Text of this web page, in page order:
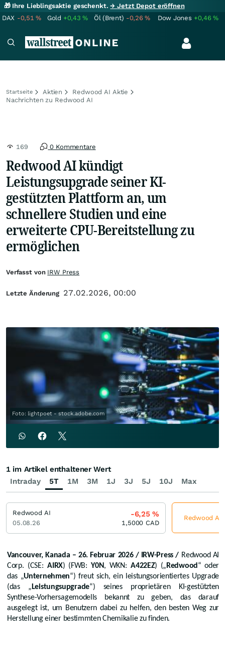
🎁 Ihre Lieblingsaktie geschenkt.→ Jetzt Depot eröffnen
DAX -0,51% Gold +0,43% Öl (Brent) -0,26% Dow Jones +0,46%
Startseite Aktien
Redwood AI Aktie
Nachrichten zu Redwood AI
169 0 Kommentare
Redwood AI kündigt
Leistungsupgrade seiner KI-
gestützten Plattform an, um
schnellere Studien und eine
erweiterte CPU-Bereitstellung zu
ermöglichen
Foto: lightpoet - stock.adobe.com
Vancouver, Kanada – 26. Februar 2026 / IRW-Press / Redwood AI
Corp. (CSE: AIRX) (FWB: Y0N, WKN: A422EZ) („Redwood“ oder
das „Unternehmen“) freut sich, ein leistungsorientiertes Upgrade
(das „Leistungsupgrade“) seines proprietären KI-gestützten
Synthese-Vorhersagemodells bekannt zu geben, das darauf
ausgelegt ist, um Benutzern dabei zu helfen, den besten Weg zur
Herstellung einer bestimmten Chemikalie zu finden.
Verfasst von IRW Press
Letzte Änderung 27.02.2026, 00:00
Intraday 5T 1M 3M 1J 3J 5J 10J Max
1 im Artikel enthaltener Wert
Redwood AI
05.08.26
-6,25%
1,5000 CAD
Redwood AI